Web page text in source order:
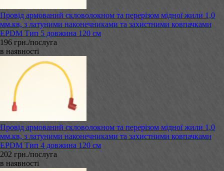
Провід армований скловолокном та перерізом мідної жили 1,0
мм.кв, з латуними наконечниками та захистними ковпачками
EPDM Тип 5 довжина 120 см
196 грн./послуга
в наявності
Провід армований скловолокном та перерізом мідної жили 1,0
мм.кв, з латуними наконечниками та захистними ковпачками
EPDM Тип 4 довжина 120 см
202 грн./послуга
в наявності